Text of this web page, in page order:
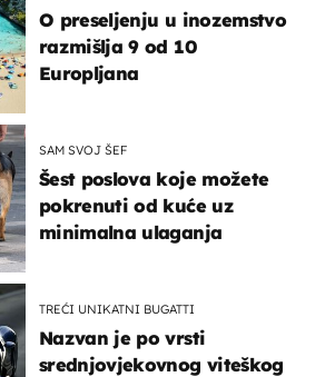
O preseljenju u inozemstvo
razmišlja 9 od 10
Europljana
SAM SVOJ ŠEF
Šest poslova koje možete
pokrenuti od kuće uz
minimalna ulaganja
TREĆI UNIKATNI BUGATTI
Nazvan je po vrsti
srednjovjekovnog viteškog